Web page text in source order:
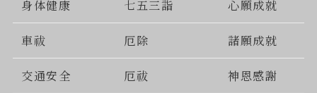
身体健康 七五三詣 心願成就
車祓 厄除 諸願成就
交通安全 厄祓 神恩感謝